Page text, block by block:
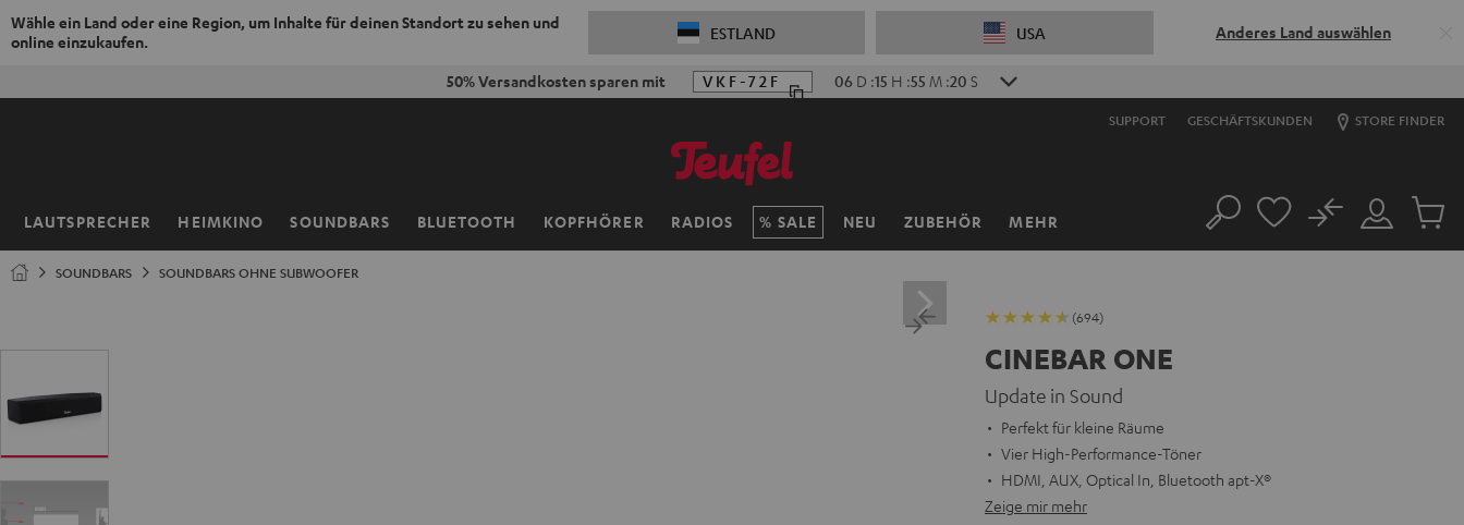
Wähle ein Land oder eine Region, um Inhalte für deinen Standort zu sehen und
online einzukaufen.
ESTLAND USA Anderes Land auswählen
50% Versandkosten sparen mit VKF-72F 06 D :15 H :55 M :18 S
SUPPORT GESCHÄFTSKUNDEN STORE FINDER
LAUTSPRECHER HEIMKINO SOUNDBARS BLUETOOTH KOPFHÖRER RADIOS SALE NEU ZUBEHÖR MEHR
Startseite Suche
Mein
Konto
No
Artikel
SOUNDBARS SOUNDBARS OHNE SUBWOOFER
(694)
CINEBAR ONE
Update in Sound
Perfekt für kleine Räume
Vier High-Performance-Töner
HDMI, AUX, Optical In, Bluetooth apt-X®
Zeige mir mehr